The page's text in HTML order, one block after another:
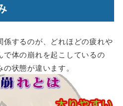
するのが、どれほどの疲れや
体の崩れを起こしているの
状態が違います。